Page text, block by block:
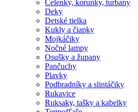
Čelenky, korunky, turbany
Deky
Detské tielka
Kukly a čiapky
Mojkáčiky
Nočné lampy
Osušky a župany
Pančuchy
Plavky
Podbradníky a slintáčiky
Rukavice
Ruksaky, tašky a kabelky